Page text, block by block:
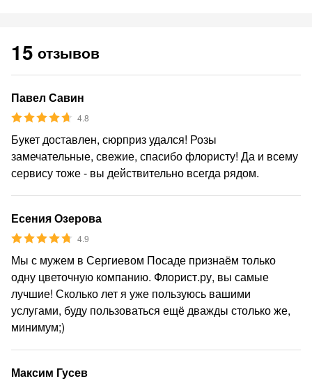
15 отзывов
Павел Савин
4.8
Букет доставлен, сюрприз удался! Розы
замечательные, свежие, спасибо флористу! Да и всему
сервису тоже - вы действительно всегда рядом.
Есения Озерова
4.9
Мы с мужем в Сергиевом Посаде признаём только
одну цветочную компанию. Флорист.ру, вы самые
лучшие! Сколько лет я уже пользуюсь вашими
услугами, буду пользоваться ещё дважды столько же,
минимум;)
Максим Гусев